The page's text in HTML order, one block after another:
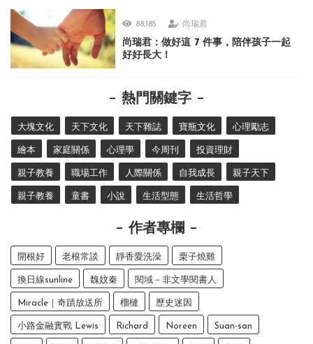
88,185 尚瑞君
尚瑞君：做好這 7 件事，陪伴孩子一起
好好長大！
熱門關鍵字
大塊文化 天下文化 天下雜誌 寶瓶文化 心理勵志
繪本 家庭關係 心理學 今周刊 投資理財
親子教養 職場工作 人際關係 自我成長 親子天下
親子教養 童書 小說 生活型態 生活哲學
作者專欄
開根好 老根常談 靜香愛洗澡 栗子燒雞
換日線sunline 魏妏秦 閱域－非文學閱書人
Miracle｜奇蹟放送所 榴槤 歷史迷因
小路金融實戰 Lewis Richard Noreen Suan-san